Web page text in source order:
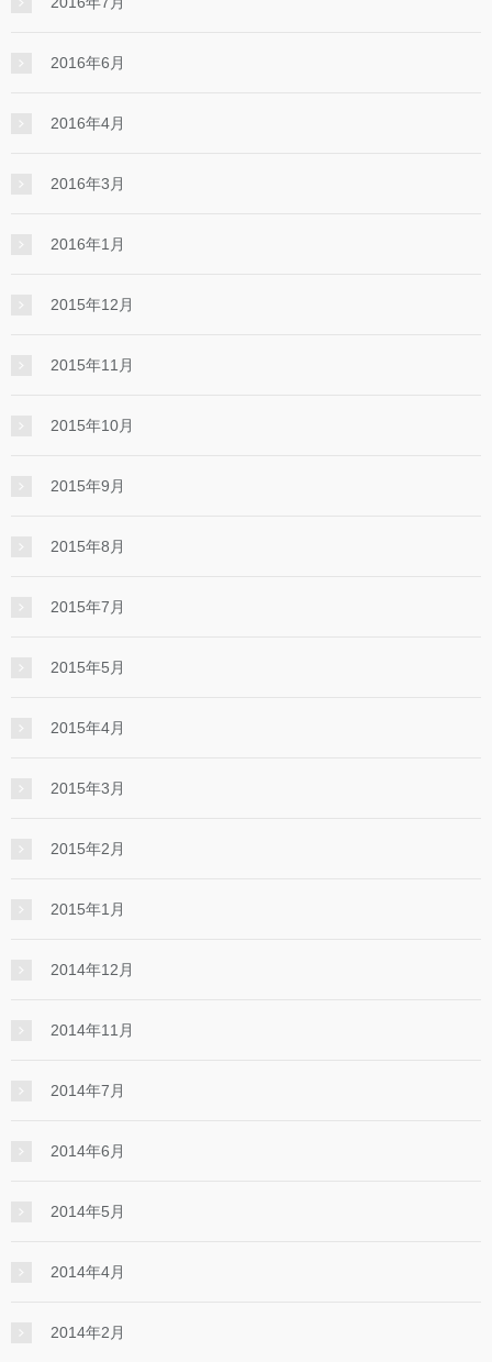
2016年6月
2016年4月
2016年3月
2016年1月
2015年12月
2015年11月
2015年10月
2015年9月
2015年8月
2015年7月
2015年5月
2015年4月
2015年3月
2015年2月
2015年1月
2014年12月
2014年11月
2014年7月
2014年6月
2014年5月
2014年4月
2014年2月